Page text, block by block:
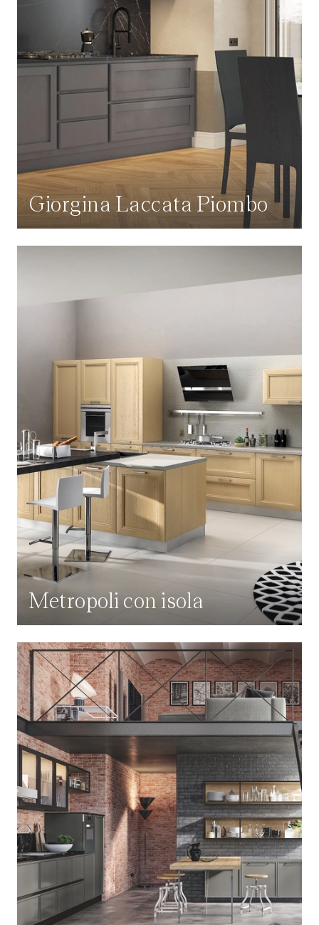
Giorgina Laccata Piombo
Metropoli con isola